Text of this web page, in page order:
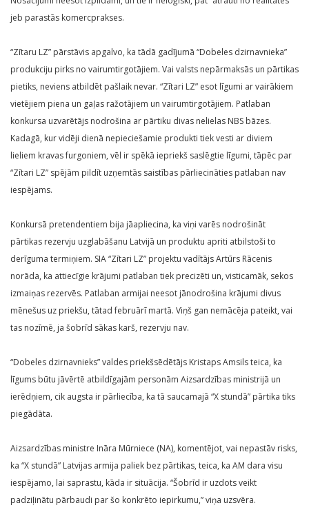
jeb parastās komercprakses.
“Zītaru LZ” pārstāvis apgalvo, ka tādā gadījumā “Dobeles dzirnavnieka”
produkciju pirks no vairumtirgotājiem. Vai valsts nepārmaksās un pārtikas
pietiks, neviens atbildēt pašlaik nevar. “Zītari LZ” esot līgumi ar vairākiem
vietējiem piena un gaļas ražotājiem un vairumtirgotājiem. Patlaban
konkursa uzvarētājs nodrošina ar pārtiku divas nelielas NBS bāzes.
Kadagā, kur vidēji dienā nepieciešamie produkti tiek vesti ar diviem
lieliem kravas furgoniem, vēl ir spēkā iepriekš saslēgtie līgumi, tāpēc par
“Zītari LZ” spējām pildīt uzņemtās saistības pārliecināties patlaban nav
iespējams.
Konkursā pretendentiem bija jāapliecina, ka viņi varēs nodrošināt
pārtikas rezervju uzglabāšanu Latvijā un produktu apriti atbilstoši to
derīguma termiņiem. SIA “Zītari LZ” projektu vadītājs Artūrs Rācenis
norāda, ka attiecīgie krājumi patlaban tiek precizēti un, visticamāk, sekos
izmaiņas rezervēs. Patlaban armijai neesot jānodrošina krājumi divus
mēnešus uz priekšu, tātad februārī martā. Viņš gan nemācēja pateikt, vai
tas nozīmē, ja šobrīd sākas karš, rezervju nav.
“Dobeles dzirnavnieks” valdes priekšsēdētājs Kristaps Amsils teica, ka
līgums būtu jāvērtē atbildīgajām personām Aizsardzības ministrijā un
ierēdņiem, cik augsta ir pārliecība, ka tā saucamajā “X stundā” pārtika tiks
piegādāta.
Aizsardzības ministre Ināra Mūrniece (NA), komentējot, vai nepastāv risks,
ka “X stundā” Latvijas armija paliek bez pārtikas, teica, ka AM dara visu
iespējamo, lai saprastu, kāda ir situācija. “Šobrīd ir uzdots veikt
padziļinātu pārbaudi par šo konkrēto iepirkumu,” viņa uzsvēra.